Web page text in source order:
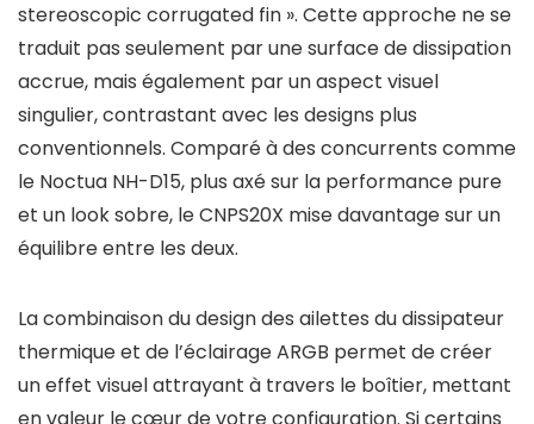
stereoscopic corrugated fin ». Cette approche ne se
traduit pas seulement par une surface de dissipation
accrue, mais également par un aspect visuel
singulier, contrastant avec les designs plus
conventionnels. Comparé à des concurrents comme
le Noctua NH-D15, plus axé sur la performance pure
et un look sobre, le CNPS20X mise davantage sur un
équilibre entre les deux.
La combinaison du design des ailettes du dissipateur
thermique et de l’éclairage ARGB permet de créer
un effet visuel attrayant à travers le boîtier, mettant